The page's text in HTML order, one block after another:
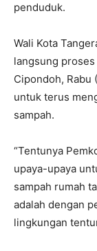
penduduk.
Wali Kota
langsung
Cipondoh, Rabu
untuk terus
sampah.
“Tentunya
upaya-upaya
sampah rumah
adalah dengan
lingkungan